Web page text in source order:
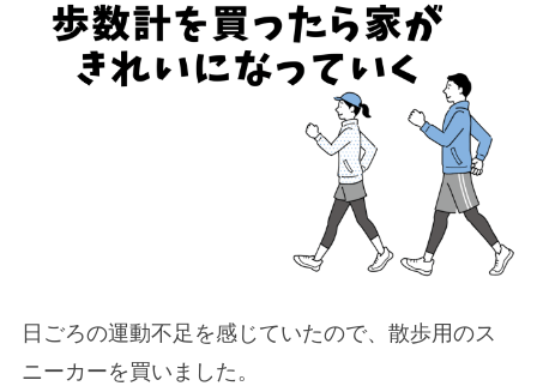
日ごろの運動不足を感じていたので、散歩用のス
ニーカーを買いました。